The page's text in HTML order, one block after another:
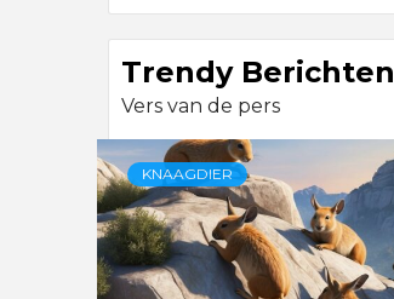
Trendy Berichten
Vers van de pers
KNAAGDIER